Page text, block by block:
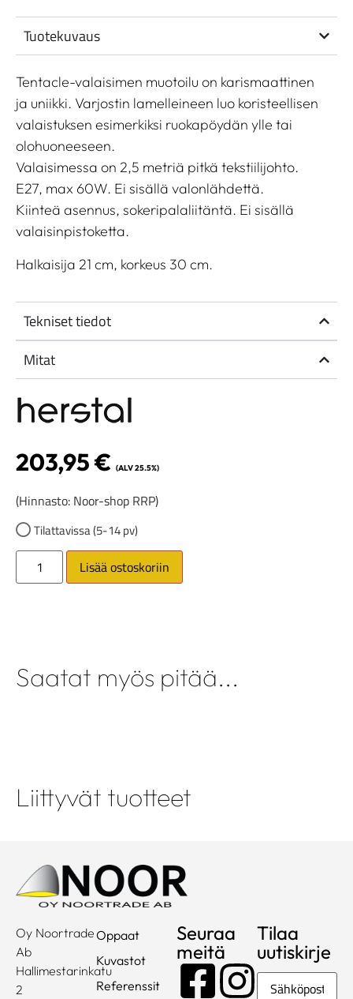
Tuotekuvaus
Tentacle-valaisimen muotoilu on karismaattinen
ja uniikki. Varjostin lamelleineen luo koristeellisen
valaistuksen esimerkiksi ruokapöydän ylle tai
olohuoneeseen.
Valaisimessa on 2,5 metriä pitkä tekstiilijohto.
E27, max 60W. Ei sisällä valonlähdettä.
Kiinteä asennus, sokeripalaliitäntä. Ei sisällä
valaisinpistoketta.
Halkaisija 21 cm, korkeus 30 cm.
Tekniset tiedot
Mitat
203,95€ (ALV 25.5%)
(Hinnasto: Noor-shop RRP)
Tilattavissa (5-14 pv)
Lisää ostoskoriin
Saatat myös pitää...
Liittyvät tuotteet
Oy Noortrade
Ab
Hallimestarinkatu
2
Oppaat
Kuvastot
Referenssit
Seuraa
meitä
Tilaa
uutiskirje
Sähköposti